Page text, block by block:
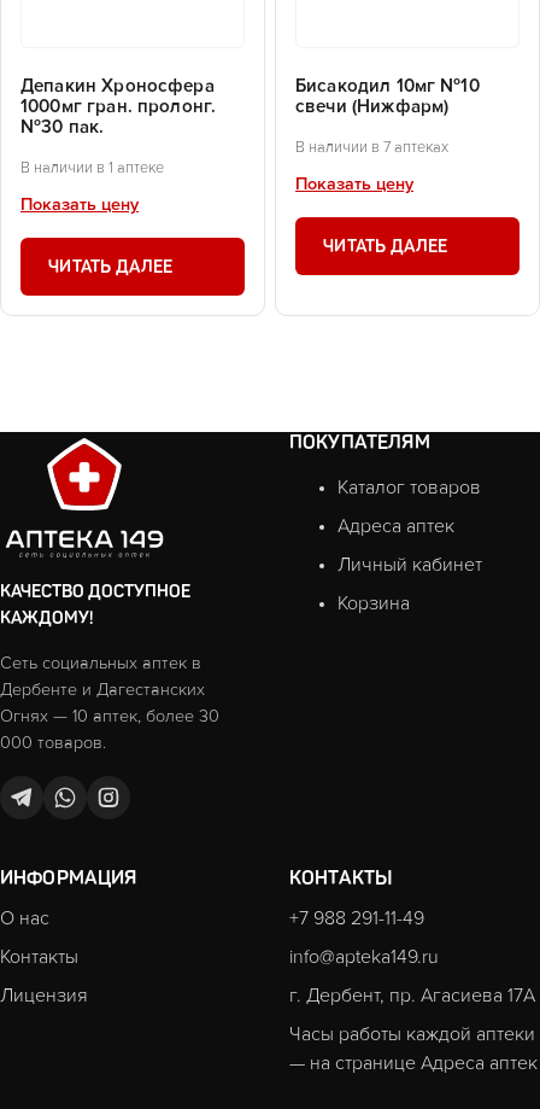
Депакин Хроносфера
1000мг гран. пролонг.
№30 пак.
В наличии в 1 аптеке
Показать цену
ЧИТАТЬ ДАЛЕЕ
Бисакодил 10мг №10
свечи (Нижфарм)
В наличии в 7 аптеках
Показать цену
ЧИТАТЬ ДАЛЕЕ
КАЧЕСТВО ДОСТУПНОЕ
КАЖДОМУ!
Сеть социальных аптек в
Дербенте и Дагестанских
Огнях — 10 аптек, более 30
000 товаров.
ПОКУПАТЕЛЯМ
Каталог товаров
Адреса аптек
Личный кабинет
Корзина
ИНФОРМАЦИЯ
О нас
Контакты
Лицензия
КОНТАКТЫ
+7 988 291-11-49
info@apteka149.ru
г. Дербент, пр. Агасиева 17А
Часы работы каждой аптеки
— на странице Адреса аптек